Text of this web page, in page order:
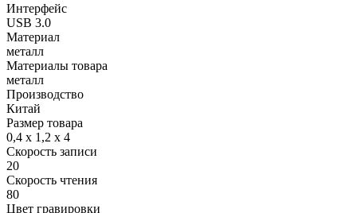
Интерфейс
USB 3.0
Материал
металл
Материалы товара
металл
Производство
Китай
Размер товара
0,4 х 1,2 х 4
Скорость записи
20
Скорость чтения
80
Цвет гравировки